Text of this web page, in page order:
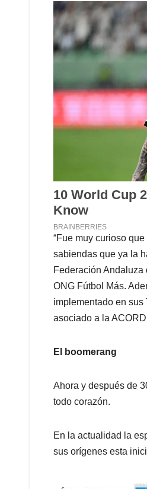
“Fue muy curioso
sabiendas que ya la
Federación
ONG Fútbol Más.
implementado en sus
asociado a la
El boomerang
Ahora y después de
todo corazón.
En la actualidad la
sus orígenes esta